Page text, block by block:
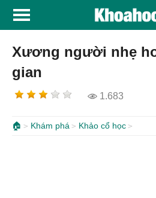
Xương người nhẹ
gian
1.683
🏠 Khám phá Khảo cổ học